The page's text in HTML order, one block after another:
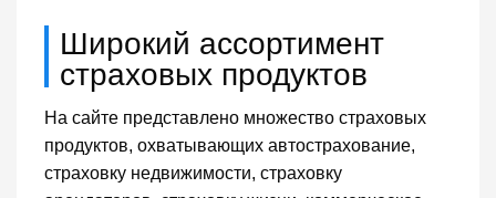
Широкий ассортимент
страховых продуктов
На сайте представлено множество страховых
продуктов, охватывающих автострахование,
страховку недвижимости, страховку